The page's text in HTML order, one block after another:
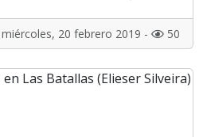
miércoles, 20 febrero 2019 - 50